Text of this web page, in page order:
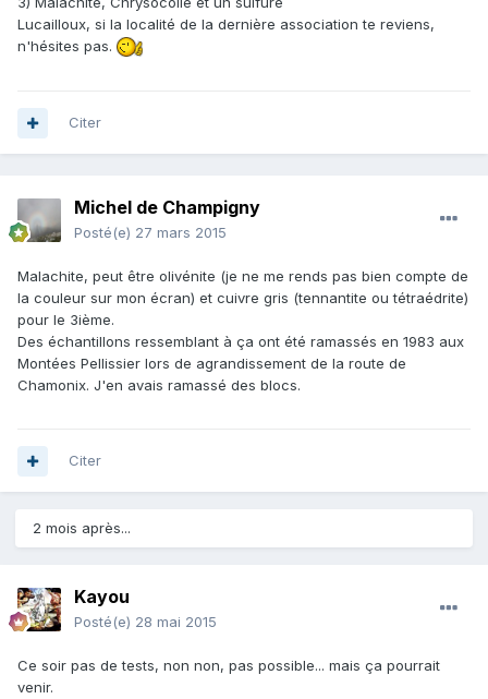
Lucailloux, si la localité de la dernière association te reviens,
n'hésites pas.
Citer
Michel de Champigny
Posté(e) 27 mars 2015
Malachite, peut être olivénite (je ne me rends pas bien compte de
la couleur sur mon écran) et cuivre gris (tennantite ou tétraédrite)
pour le 3ième.
Des échantillons ressemblant à ça ont été ramassés en 1983 aux
Montées Pellissier lors de agrandissement de la route de
Chamonix. J'en avais ramassé des blocs.
Citer
2 mois après...
Kayou
Posté(e) 28 mai 2015
Ce soir pas de tests, non non, pas possible... mais ça pourrait
venir.